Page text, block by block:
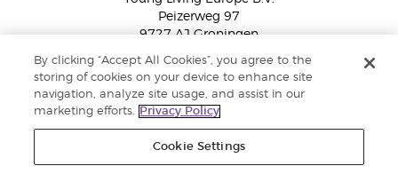
Peizerweg 97
9727 AJ Groningen
Netherlands
Служба поддержки партнеров бренда+44 (0) 20 3935
9000
© Young Living Essential Oils 2021 |Политика конфиденциальности
By clicking “Accept All Cookies”, you agree to the
storing of cookies on your device to enhance site
navigation, analyze site usage, and assist in our
marketing efforts.
Privacy Policy
Cookie Settings